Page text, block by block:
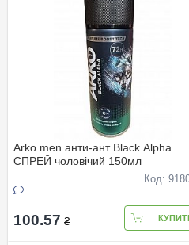
Arko men анти-ант Black Alpha
СПРЕЙ чоловічий 150мл
Код:
100.57 ₴